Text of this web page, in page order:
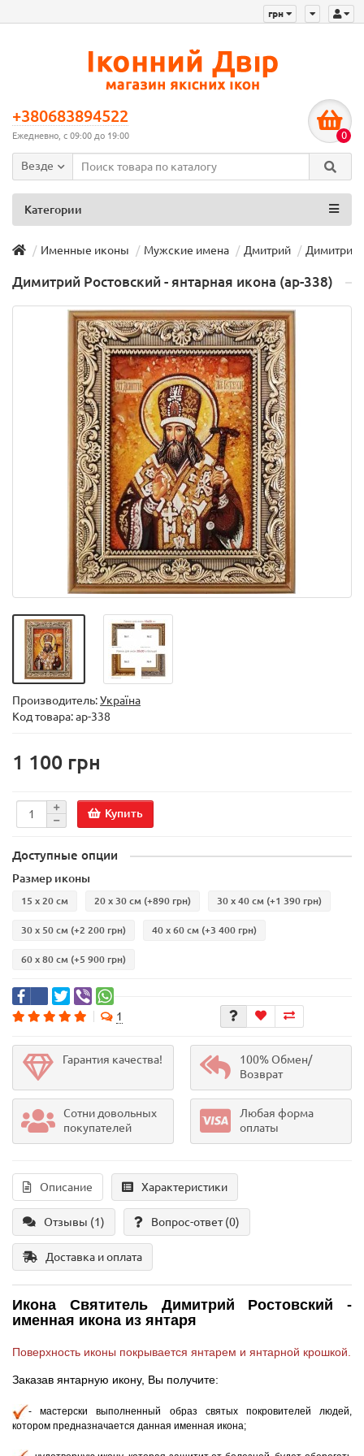
грн
+380683894522
Ежедневно, с 09:00 до 19:00 0
Везде
Категории
Именные иконы Мужские имена Дмитрий Димитрий
Димитрий Ростовский - янтарная икона (ар-338)
Производитель:Україна
Код товара:ар-338
1 100 грн
Купить
Доступные опции
Размер иконы
15 х 20 см 20 х 30 см (+890 грн) 30 х 40 см (+1 390 грн)
30 х 50 см (+2 200 грн) 40 х 60 см (+3 400 грн)
60 х 80 см (+5 900 грн)
1
Гарантия качества!
100% Обмен/
Возврат
Сотни довольных
покупателей
Любая форма
оплаты
Описание Характеристики
Отзывы (1) Вопрос-ответ(0)
Доставка и оплата
Икона Святитель Димитрий Ростовский -
именная икона из янтаря
Поверхность иконы покрывается янтарем и янтарной крошкой.
Заказав янтарную икону, Вы получите:
- мастерски выполненный образ святых покровителей людей,
котором предназначается данная именная икона;